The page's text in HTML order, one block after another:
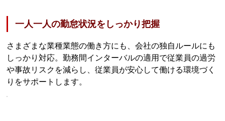
一人一人の勤怠状況をしっかり把握
さまざまな業種業態の働き方にも、会社の独自ルールにも
しっかり対応。勤務間インターバルの適用で従業員の過労
や事故リスクを減らし、従業員が安心して働ける環境づく
りをサポートします。